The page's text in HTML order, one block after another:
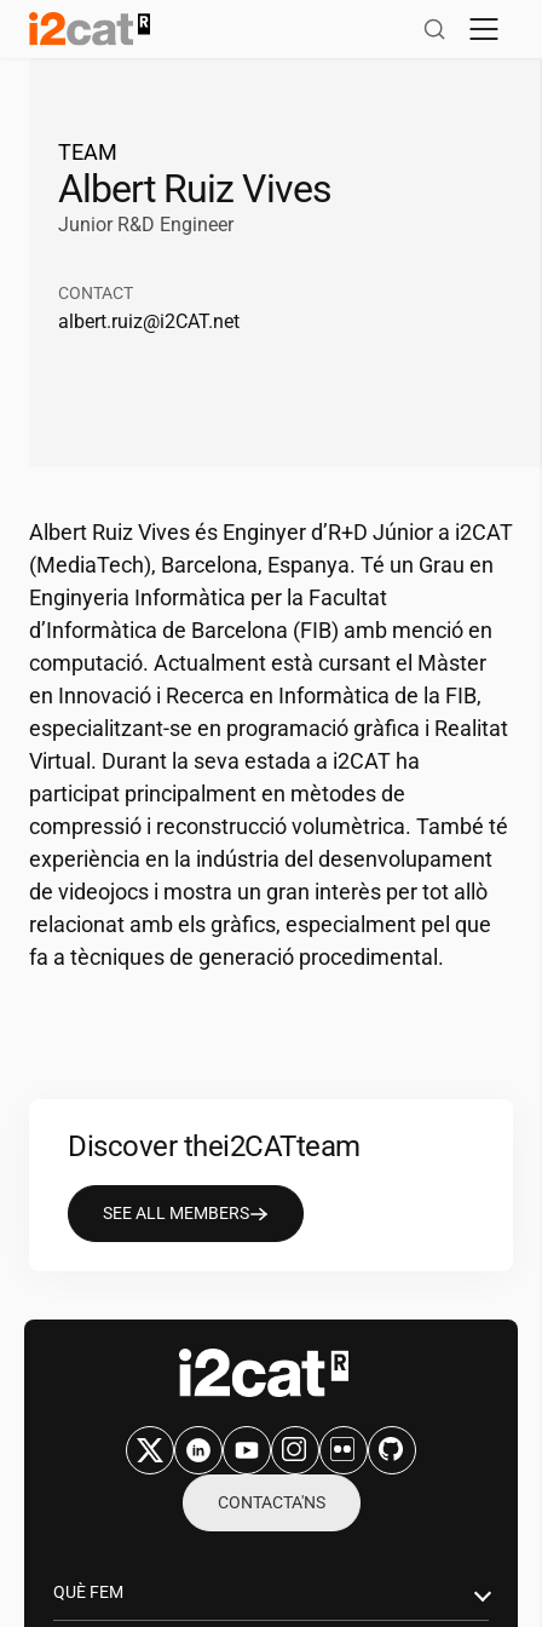
Salta
TEAM
Albert Ruiz Vives
Junior R&D Engineer
CONTACT
albert.ruiz@i2CAT.net
Albert Ruiz Vives és Enginyer d’R+D Júnior a i2CAT
(MediaTech), Barcelona, Espanya. Té un Grau en
Enginyeria Informàtica per la Facultat
d’Informàtica de Barcelona (FIB) amb menció en
computació. Actualment està cursant el Màster
en Innovació i Recerca en Informàtica de la FIB,
especialitzant-se en programació gràfica i Realitat
Virtual. Durant la seva estada a i2CAT ha
participat principalment en mètodes de
compressió i reconstrucció volumètrica. També té
experiència en la indústria del desenvolupament
de videojocs i mostra un gran interès per tot allò
relacionat amb els gràfics, especialment pel que
fa a tècniques de generació procedimental.
Discover thei2CATteam
SEE ALL MEMBERS
CONTACTA'NS
QUÈ FEM